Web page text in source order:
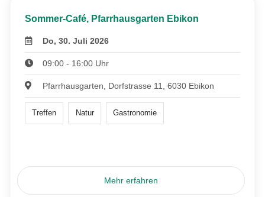
Sommer-Café, Pfarrhausgarten Ebikon
Do, 30. Juli 2026
09:00 - 16:00 Uhr
Pfarrhausgarten, Dorfstrasse 11, 6030 Ebikon
Treffen Natur Gastronomie
Mehr erfahren